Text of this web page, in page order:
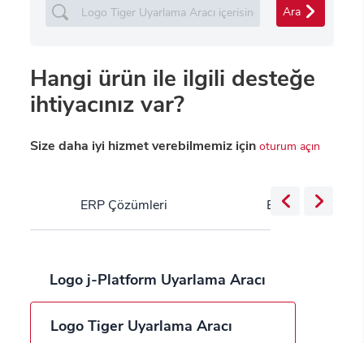
Ara
Hangi ürün ile ilgili desteğe
ihtiyacınız var?
Size daha iyi hizmet verebilmemiz içinoturum açın
ERP Çözümleri Bulut Servisleri
Logo j-Platform Uyarlama Aracı
Logo Tiger Uyarlama Aracı